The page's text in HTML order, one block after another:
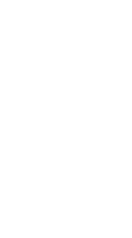
セス可能です